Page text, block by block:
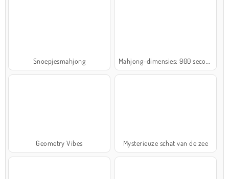
Snoepjesmahjong
Geometry Vibes Mysterieuze schat van de zee